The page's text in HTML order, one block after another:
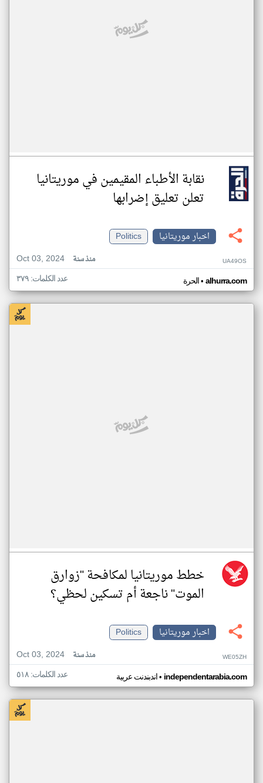
نقابة الأطباء المقيمين في موريتانيا
تعلن تعليق إضرابها
اخبار موريتانيا
Politics
Oct 03, 2024
منذ سنة UA49OS
الحرة• alhurra.com عدد الكلمات: ٣٧٩
خطط موريتانيا لمكافحة "زوارق
الموت" ناجعة أم تسكين لحظي؟
اخبار موريتانيا
Politics
Oct 03, 2024
منذ سنة WE05ZH
اندبندنت عربية• independentarabia.com عدد الكلمات: ٥١٨